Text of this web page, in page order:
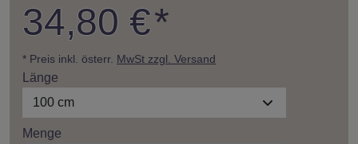
34,80 €*
* Preis inkl. österr. MwSt zzgl. Versand
Länge
100 cm
Menge